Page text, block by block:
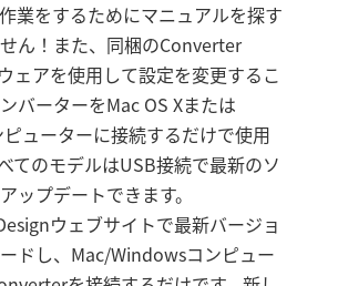
業をするためにマニュアルを探す
ん！また、同梱のConverter
ェアを使用して設定を変更するこ
バーターをMac OS Xまたは
ューターに接続するだけで使用
てのモデルはUSB接続で最新のソ
ップデートできます。
ウェブサイトで最新バージョ
ドし、Mac/Windowsコンピュー